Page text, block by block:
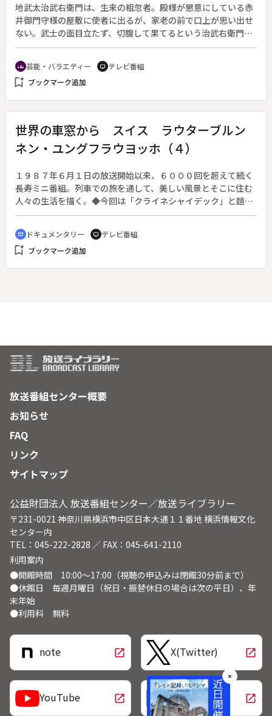
地武太治武右衛門は、生来の粗忽者。殿様が懇意にしている赤
井御門守様の屋敷に使者に出るが、家老の前で口上が思い出せ
ない。武士の面目立たず、切腹して果てるという治武右衛門。
幼少の頃から、親に尻をつねって貰うと物を思い出せたという
ので、家老が力任せに尻をつねった。
groups 芸能・バラエティー tv テレビ番組
bookmark_add ブックマーク追加
世界の車窓から スイス ラウターブルン
ネン・ユングフラウヨッホ（４）
１９８７年６月１日の放送開始以来、６０００回を超えて続く
長寿ミニ番組。列車での旅を通して、美しい風景とそこに住む
人々の生活を描く。◆今回は「クライネシャイデック」と題し
て、スイスのラウターブルンネン・ユングフラウヨッホの道の
りを紹介する。
cinematic_blur ドキュメンタリー tv テレビ番組
bookmark_add ブックマーク追加
放送番組センター概要
お知らせ
FAQ
リンク
サイトマップ
公益財団法人 放送番組センター／放送ライブラリー
〒231-0021 神奈川県横浜市中区日本大通１１番地 横浜情報文化
センター内
TEL：045-222-2828 ／ FAX：045-641-2110
利用案内
●開館時間 10:00～17:00（視聴の申込みは閉館30分前まで）
●休館日 毎週月曜日（祝日・振替休日の場合は次の平日）、年
末年始
●利用料 無料
note open_in_new X(Twitter) open_in_new
YouTube open_in_new LINE open_in_new
✕